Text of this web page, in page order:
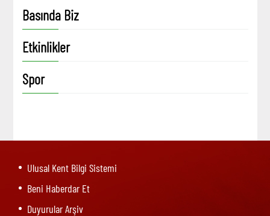
Basında Biz
Etkinlikler
Spor
Ulusal Kent Bilgi Sistemi
Beni Haberdar Et
Duyurular Arşiv